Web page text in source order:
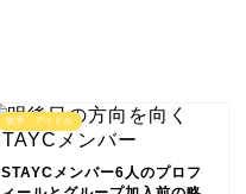
歌手・アイドル
STAYCメンバー6人のプロフ